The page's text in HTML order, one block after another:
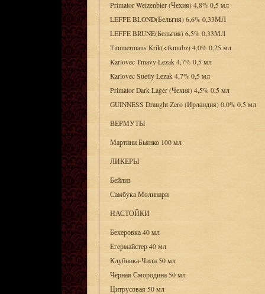
Primator Weizenbier (Чехия) 4,8% 0,5 мл
LEFFE BLOND(Бельгия) 6,6% 0,33МЛ
LEFFE BRUNE(Бельгия) 6,5% 0,33МЛ
Timmermans Krik(<tkmubz) 4,0% 0,25 мл
Karlovec Tmavy Lezak 4,7% 0,5 мл
Karlovec Suetly Lezak 4,7% 0,5 мл
Primator Dark Lager (Чехия) 4,5% 0,5 мл
GUINNESS Draught Zero (Ирландия) 0,0% 0,5 мл
ВЕРМУТЫ
Мартини Бьянко 100 мл
ЛИКЕРЫ
Бейлиз
Самбука Молинари
НАСТОЙКИ
Бехеровка 40 мл
Егермайстер 40 мл
Клубника-Чили 50 мл
Чёрная Смородина 50 мл
Цитрусовая 50 мл